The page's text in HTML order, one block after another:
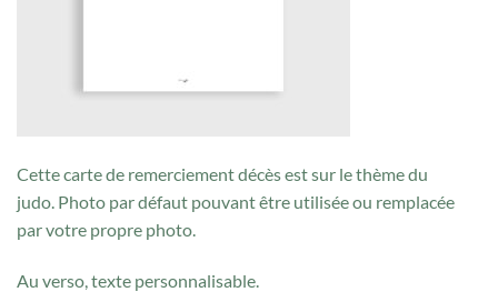
Cette carte de remerciement décès est sur le thème du
judo. Photo par défaut pouvant être utilisée ou remplacée
par votre propre photo.
Au verso, texte personnalisable.